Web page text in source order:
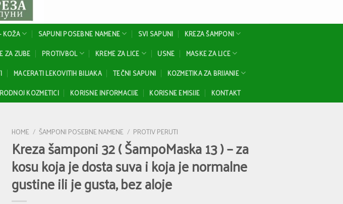
KOŽA SAPUNI POSEBNE NAMENE SVI SAPUNI
KREZA ŠAMPONI
ZA ZUBE PROTIVBOL KREME ZA LICE USNE
MASKE ZA LICE
MACERATI LEKOVITIH BILJAKA TEČNI SAPUNI
KOZMETIKA ZA BRIJANJE
KOZMETICI KORISNE INFORMACIJE KORISNE EMISIJE KONTAKT
HOME / ŠAMPONI POSEBNE NAMENE / PROTIV PERUTI
Kreza šamponi 32 ( ŠampoMaska 13 ) – za
kosu koja je dosta suva i koja je normalne
gustine ili je gusta, bez aloje